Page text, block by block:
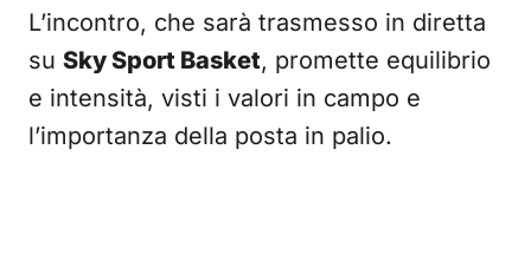
L’incontro, che sarà trasmesso in diretta
su Sky Sport Basket, promette equilibrio
e intensità, visti i valori in campo e
l’importanza della posta in palio.